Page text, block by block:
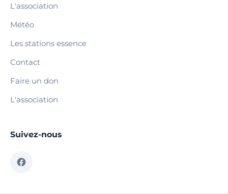
L'association
Météo
Les stations essence
Contact
Faire un don
L'association
Suivez-nous